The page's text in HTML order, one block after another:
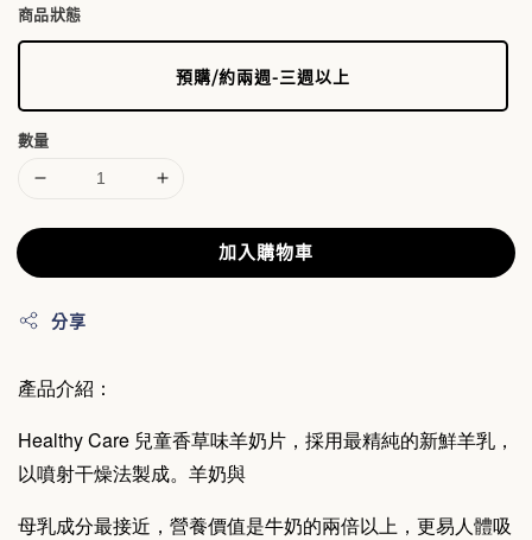
商品狀態
預購/約兩週-三週以上
數量
加入購物車
分享
產品介紹：
Healthy Care 兒童香草味羊奶片 ，採用最精純的新鮮羊乳，
以噴射干燥法製成。羊奶與
母乳成分最接近，營養價值是牛奶的兩倍以上，更易人體吸